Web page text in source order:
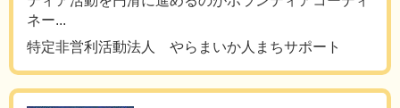
ネー...
特定非営利活動法人 やらまいか人まちサポート